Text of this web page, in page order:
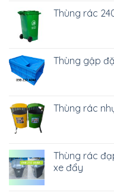
Thùng rác
Thùng gập
Thùng rác
Thùng rác
xe đẩy